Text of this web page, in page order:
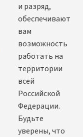
и разряд,
обеспечивают
вам
возможность
работать на
территории
всей
Российской
Федерации.
Будьте
уверены, что